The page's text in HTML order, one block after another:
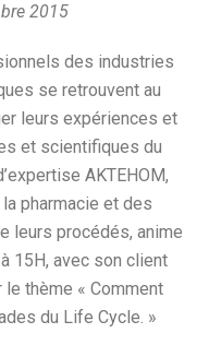
2015
des industries
se retrouvent au
leurs expériences et
et scientifiques du
AKTEHOM,
pharmacie et des
leurs procédés, anime
15H, avec son client
thème « Comment
du Life Cycle. »